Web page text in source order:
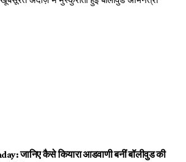
जानिए कैसे कियारा आडवाणी बनीं बॉलीवुड की